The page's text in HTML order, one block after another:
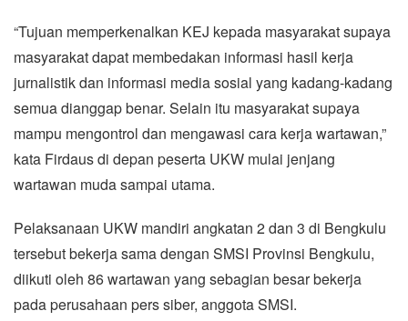
“Tujuan memperkenalkan KEJ kepada masyarakat supaya
masyarakat dapat membedakan informasi hasil kerja
jurnalistik dan informasi media sosial yang kadang-kadang
semua dianggap benar. Selain itu masyarakat supaya
mampu mengontrol dan mengawasi cara kerja wartawan,”
kata Firdaus di depan peserta UKW mulai jenjang
wartawan muda sampai utama.
Pelaksanaan UKW mandiri angkatan 2 dan 3 di Bengkulu
tersebut bekerja sama dengan SMSI Provinsi Bengkulu,
diikuti oleh 86 wartawan yang sebagian besar bekerja
pada perusahaan pers siber, anggota SMSI.